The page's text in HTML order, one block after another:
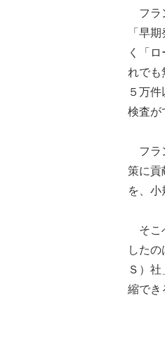
フラ
「早
く「
れでも
５万
検査が
フラ
策に貢
を、小
そこ
した
Ｓ）
縮でき